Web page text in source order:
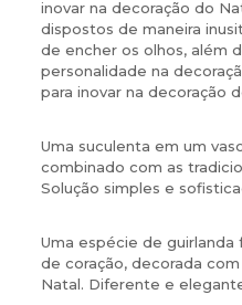
inovar na decoração do
dispostos de maneira
de encher os olhos, além
personalidade na
para inovar na decoração
Uma suculenta em um
combinado com as
Solução simples e
Uma espécie de
de coração, decorada
Natal. Diferente e